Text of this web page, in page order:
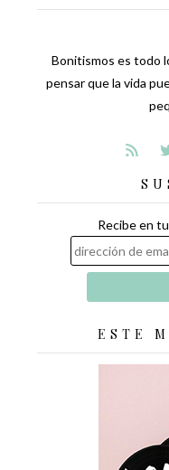
Bonitismos es todo
pensar que la vida
Recibe en
ESTE